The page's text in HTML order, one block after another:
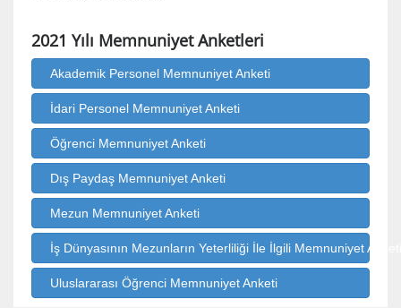
2021 Yılı Memnuniyet Anketleri
Akademik Personel Memnuniyet Anketi
İdari Personel Memnuniyet Anketi
Öğrenci Memnuniyet Anketi
Dış Paydaş Memnuniyet Anketi
Mezun Memnuniyet Anketi
İş Dünyasının Mezunların Yeterliliği İle İlgili Memnuniyet
Uluslararası Öğrenci Memnuniyet Anketi